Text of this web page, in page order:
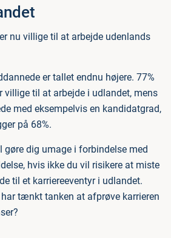
nu villige til at arbejde udenlands
er tallet endnu højere. 77%
villige til at arbejde i udlandet, mens
med eksempelvis en kandidatgrad,
på 68%.
gøre dig umage i forbindelse med
hvis ikke du vil risikere at miste
til et karriereeventyr i udlandet.
tænkt tanken at afprøve karrieren